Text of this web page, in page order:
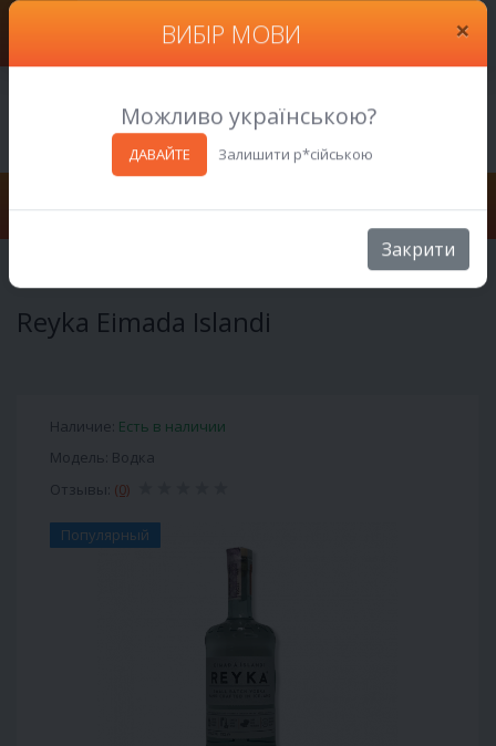
0 0
(066) 261-90-09
Заказать звонок
Reyka Eimada Islandi
×
ВИБІР МОВИ
Можливо українською?
ДАВАЙТЕ Залишити р*сійською
Закрити
Наличие: Есть в наличии
Модель: Водка
Отзывы: (0)
Популярный